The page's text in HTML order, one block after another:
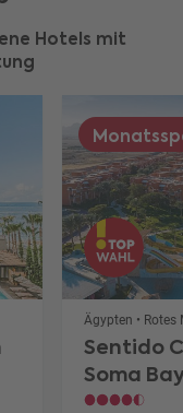
Hotels mit
Ägypten • Rotes
Sentido
Soma